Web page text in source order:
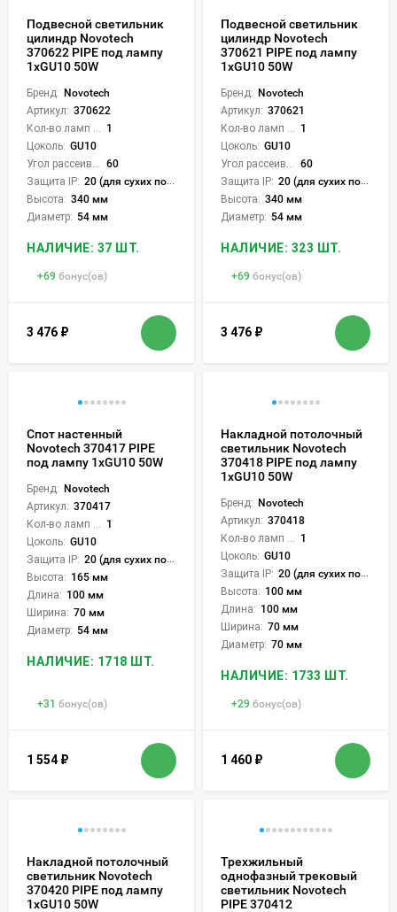
Подвесной светильник
цилиндр Novotech
370622 PIPE под лампу
1xGU10 50W
Бренд: Novotech
Артикул: 370622
1
Цоколь: GU10
60
Защита IP: 20 (для сухих пом.)
Высота: 340 мм
Диаметр: 54 мм
НАЛИЧИЕ: 37 ШТ.
+69 бонус(ов)
3 476 ₽
Подвесной светильник
цилиндр Novotech
370621 PIPE под лампу
1xGU10 50W
Бренд: Novotech
Артикул: 370621
1
Цоколь: GU10
60
Защита IP: 20 (для сухих пом.)
Высота: 340 мм
Диаметр: 54 мм
НАЛИЧИЕ: 323 ШТ.
+69 бонус(ов)
3 476 ₽
Спот настенный
Novotech 370417 PIPE
под лампу 1xGU10 50W
Бренд: Novotech
Артикул: 370417
1
Цоколь: GU10
Защита IP: 20 (для сухих пом.)
Высота: 165 мм
Длина: 100 мм
Ширина: 70 мм
Диаметр: 54 мм
НАЛИЧИЕ: 1718 ШТ.
+31 бонус(ов)
1 554 ₽
Накладной потолочный
светильник Novotech
370418 PIPE под лампу
1xGU10 50W
Бренд: Novotech
Артикул: 370418
1
Цоколь: GU10
Защита IP: 20 (для сухих пом.)
Высота: 100 мм
Длина: 100 мм
Ширина: 70 мм
Диаметр: 70 мм
НАЛИЧИЕ: 1733 ШТ.
+29 бонус(ов)
1 460 ₽
Накладной потолочный
светильник Novotech
370420 PIPE под лампу
1xGU10 50W
Трехжильный
однофазный трековый
светильник Novotech
PIPE 370412